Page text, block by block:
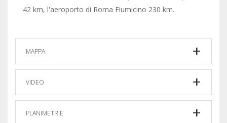
42 km, l'aeroporto di Roma Fiumicino 230 km.
MAPPA
VIDEO
PLANIMETRIE